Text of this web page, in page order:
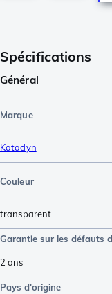
Spécifications
Général
Marque
Katadyn
Couleur
transparent
Garantie sur les défauts
2 ans
Pays d'origine